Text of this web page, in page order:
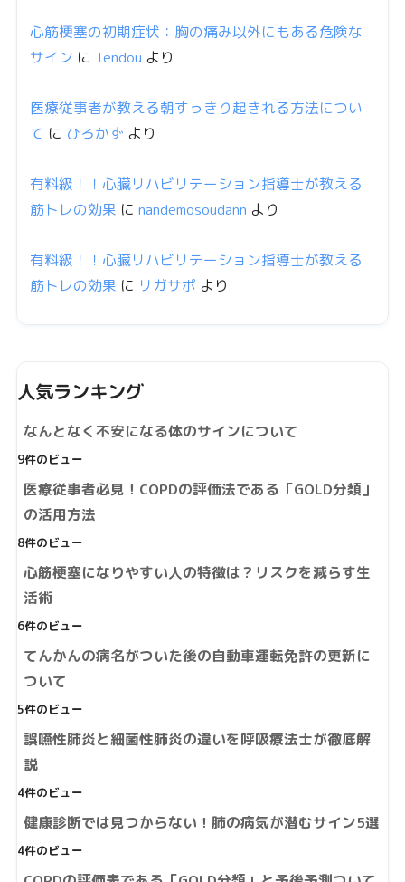
心筋梗塞の初期症状：胸の痛み以外にもある危険な
サイン に Tendou より
医療従事者が教える朝すっきり起きれる方法につい
て に ひろかず より
有料級！！心臓リハビリテーション指導士が教える
筋トレの効果 に nandemosoudann より
有料級！！心臓リハビリテーション指導士が教える
筋トレの効果 に リガサポ より
人気ランキング
なんとなく不安になる体のサインについて
9件のビュー
医療従事者必見！COPDの評価法である「GOLD分類」
の活用方法
8件のビュー
心筋梗塞になりやすい人の特徴は？リスクを減らす生
活術
6件のビュー
てんかんの病名がついた後の自動車運転免許の更新に
ついて
5件のビュー
誤嚥性肺炎と細菌性肺炎の違いを呼吸療法士が徹底解
説
4件のビュー
健康診断では見つからない！肺の病気が潜むサイン5選
4件のビュー